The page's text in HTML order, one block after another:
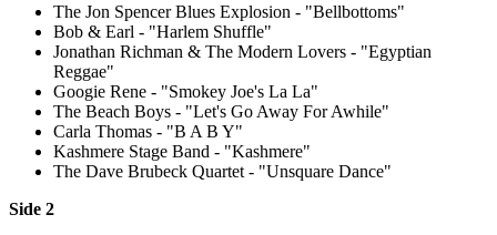
The Jon Spencer Blues Explosion - "Bellbottoms"
Bob & Earl - "Harlem Shuffle"
Jonathan Richman & The Modern Lovers - "Egyptian
Reggae"
Googie Rene - "Smokey Joe's La La"
The Beach Boys - "Let's Go Away For Awhile"
Carla Thomas - "B A B Y"
Kashmere Stage Band - "Kashmere"
The Dave Brubeck Quartet - "Unsquare Dance"
Side 2